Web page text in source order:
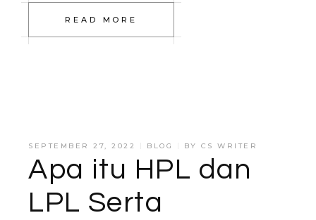
READ MORE
SEPTEMBER 27, 2022 BLOG BY CS WRITER
Apa itu HPL dan
LPL Serta